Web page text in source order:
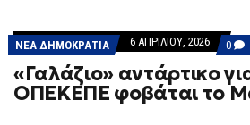
ΝΕΑ ΔΗΜΟΚΡΑΤΙΑ 6 ΑΠΡΙΛΊΟΥ, 2026 0
ON
ΓΙΑ
«Γαλάζιο» αντάρτικο
ΟΠΕΚΕΠΕ φοβάται το